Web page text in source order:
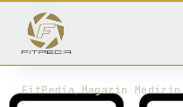
FitPedia/Magazin Medizin